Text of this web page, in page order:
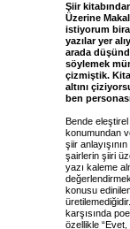
Şiir
Üzerine
istiyorum
yazılar yer
arada
söylemek
çizmiştik.
altını
ben
Bende
konumundan
şiir
şairlerin şiiri
yazı kaleme
konusu
karşısında
özellikle